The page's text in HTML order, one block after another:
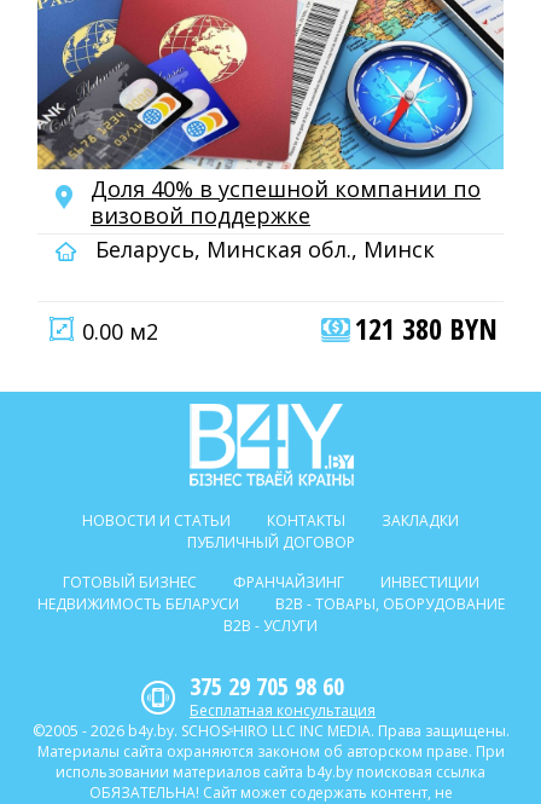
Доля 40% в успешной компании по
визовой поддержке
Беларусь, Минская обл., Минск
0.00 м2 121 380 BYN
НОВОСТИ И СТАТЬИ КОНТАКТЫ
ЗАКЛАДКИ
ПУБЛИЧНЫЙ ДОГОВОР
ГОТОВЫЙ БИЗНЕС
ФРАНЧАЙЗИНГ
ИНВЕСТИЦИИ
НЕДВИЖИМОСТЬ БЕЛАРУСИ
B2B - ТОВАРЫ, ОБОРУДОВАНИЕ
B2B - УСЛУГИ
375 29 705 98 60
Бесплатная консультация
©2005 - 2026 b4y.by. SCHOSᶳHIRO LLC INC MEDIA. Права защищены.
Материалы сайта охраняются законом об авторском праве. При
использовании материалов сайта b4y.by поисковая ссылка
ОБЯЗАТЕЛЬНА! Сайт может содержать контент, не